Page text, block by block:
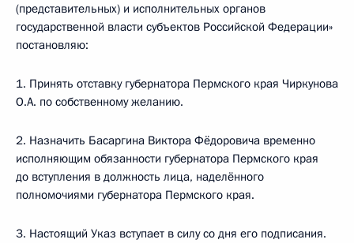
(представительных) и исполнительных органов
государственной власти субъектов Российской Федерации»
постановляю:
1. Принять отставку губернатора Пермского края Чиркунова
O.A. по собственному желанию.
2. Назначить Басаргина Виктора Фёдоровича временно
исполняющим обязанности губернатора Пермского края
до вступления в должность лица, наделённого
полномочиями губернатора Пермского края.
3. Настоящий Указ вступает в силу со дня его подписания.